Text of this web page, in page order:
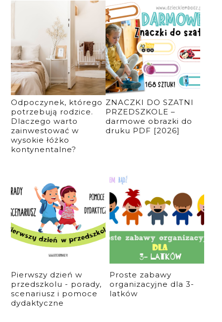
Odpoczynek, którego
potrzebują rodzice.
Dlaczego warto
zainwestować w
wysokie łóżko
kontynentalne?
ZNACZKI DO SZATNI
PRZEDSZKOLE –
darmowe obrazki do
druku PDF [2026]
Pierwszy dzień w
przedszkolu - porady,
scenariusz i pomoce
dydaktyczne
Proste zabawy
organizacyjne dla 3-
latków